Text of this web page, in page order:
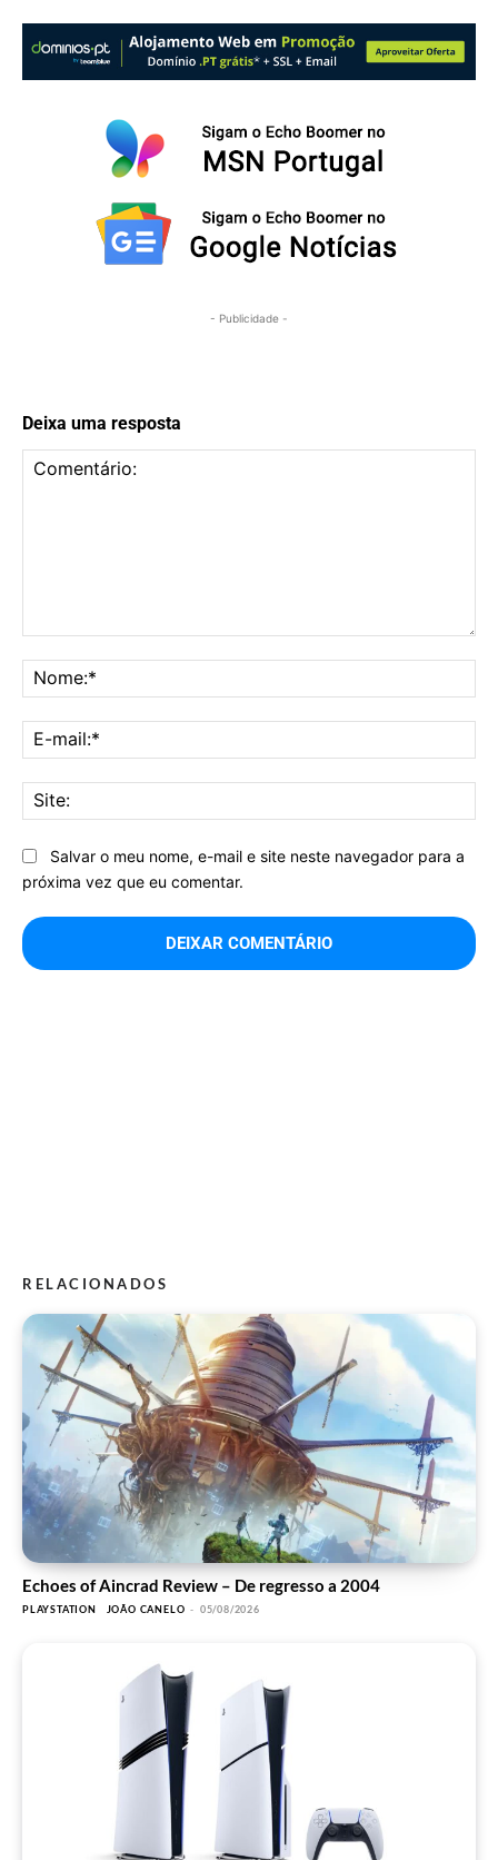
- Publicidade -
Deixa uma resposta
Salvar o meu nome, e-mail e site neste navegador para a
próxima vez que eu comentar.
RELACIONADOS
Echoes of Aincrad Review – De regresso a 2004
PLAYSTATION JOÃO CANELO - 05/08/2026